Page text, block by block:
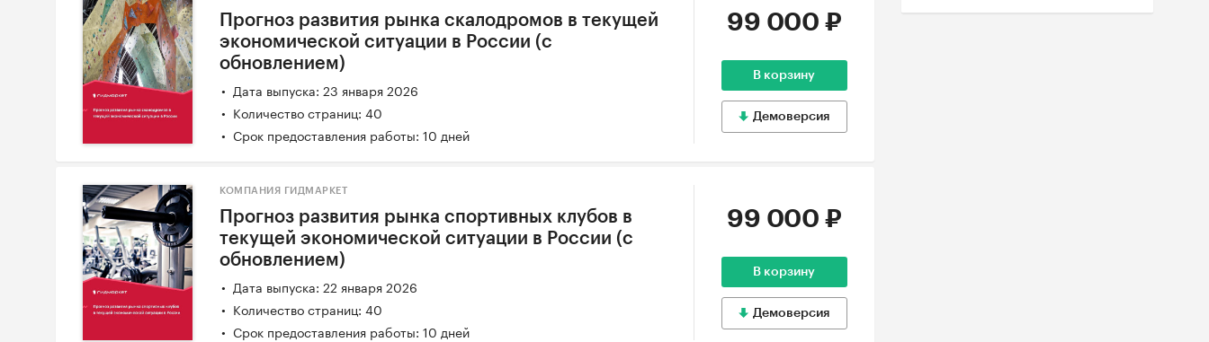
Прогноз развития рынка скалодромов в текущей
экономической ситуации в России (с
обновлением)
Дата выпуска: 23 января 2026
Количество страниц: 40
Срок предоставления работы: 10 дней
99 000 ₽
В корзину
Демоверсия
КОМПАНИЯ ГИДМАРКЕТ
Прогноз развития рынка спортивных клубов в
текущей экономической ситуации в России (с
обновлением)
Дата выпуска: 22 января 2026
Количество страниц: 40
Срок предоставления работы: 10 дней
99 000 ₽
В корзину
Демоверсия